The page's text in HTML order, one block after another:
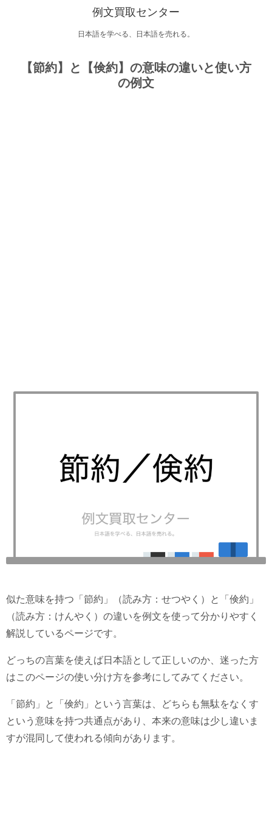
例文買取センター
日本語を学べる、日本語を売れる。
【節約】と【倹約】の意味の違いと使い方
の例文
似た意味を持つ「節約」（読み方：せつやく）と「倹約」
（読み方：けんやく）の違いを例文を使って分かりやすく
解説しているページです。
どっちの言葉を使えば日本語として正しいのか、迷った方
はこのページの使い分け方を参考にしてみてください。
「節約」と「倹約」という言葉は、どちらも無駄をなくす
という意味を持つ共通点があり、本来の意味は少し違いま
すが混同して使われる傾向があります。